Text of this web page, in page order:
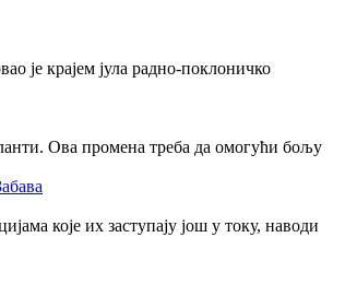
је крајем јула радно-поклоничко
Ова промена треба да омогући бољу
које их заступају још у току, наводи